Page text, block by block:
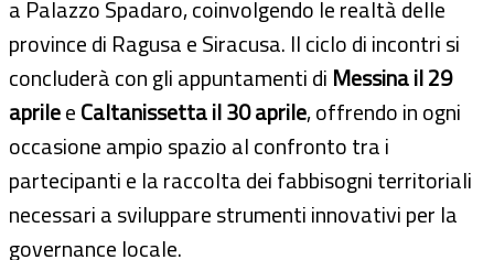
a Palazzo Spadaro, coinvolgendo le realtà delle
province di Ragusa e Siracusa. Il ciclo di incontri si
concluderà con gli appuntamenti di Messina il 29
aprileeCaltanissetta il 30 aprile, offrendo in ogni
occasione ampio spazio al confronto tra i
partecipanti e la raccolta dei fabbisogni territoriali
necessari a sviluppare strumenti innovativi per la
governance locale.